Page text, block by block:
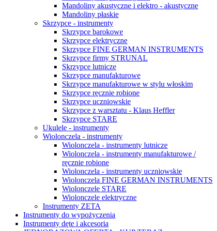
Mandoliny akustyczne i elektro - akustyczne
Mandoliny płaskie
Skrzypce - instrumenty
Skrzypce barokowe
Skrzypce elektryczne
Skrzypce FINE GERMAN INSTRUMENTS
Skrzypce firmy STRUNAL
Skrzypce lutnicze
Skrzypce manufakturowe
Skrzypce manufakturowe w stylu włoskim
Skrzypce ręcznie robione
Skrzypce uczniowskie
Skrzypce z warsztatu - Klaus Heffler
Skrzypce STARE
Ukulele - instrumenty
Wiolonczela - instrumenty
Wiolonczela - instrumenty lutnicze
Wiolonczela - instrumenty manufakturowe /
ręcznie robione
Wiolonczela - instrumenty uczniowskie
Wiolonczela FINE GERMAN INSTRUMENTS
Wiolonczele STARE
Wiolonczele elektryczne
Instrumenty ZETA
Instrumenty do wypożyczenia
Instrumenty dęte i akcesoria